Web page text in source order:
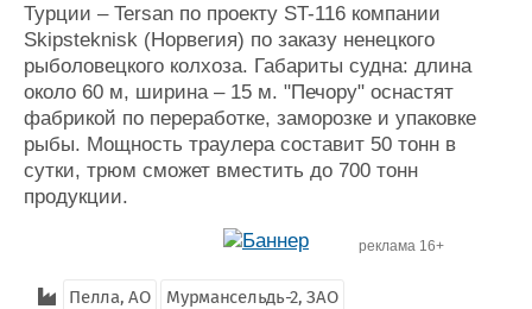
Турции – Tersan по проекту ST-116 компании
Skipsteknisk (Норвегия) по заказу ненецкого
рыболовецкого колхоза. Габариты судна: длина
около 60 м, ширина – 15 м. "Печору" оснастят
фабрикой по переработке, заморозке и упаковке
рыбы. Мощность траулера составит 50 тонн в
сутки, трюм сможет вместить до 700 тонн
продукции.
реклама 16+
Пелла, АО
Мурмансельдь-2, ЗАО